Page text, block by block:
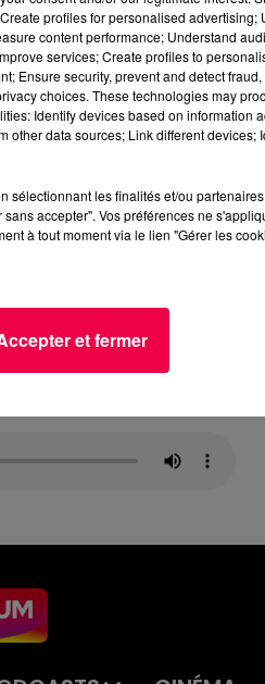
profiles for personalised advertising;
content performance; Understand
services; Create profiles to
Ensure security, prevent and detect
choices. These technologies may
Identify devices based on information
other data sources; Link different devices;
sélectionnant les finalités et/ou
accepter". Vos préférences ne
à tout moment via le lien "Gérer les
et fermer